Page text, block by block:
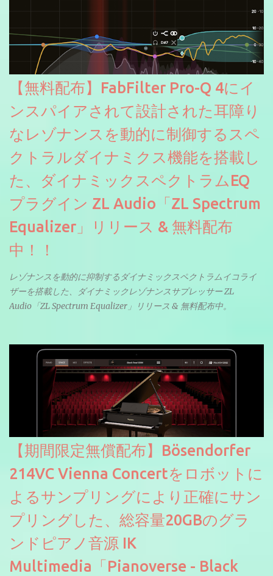
【無料配布】FabFilter Pro-Q 4にイ
ンスパイアされて設計された耳障り
なレゾナンスを動的に制御するスペ
クトラルダイナミクス機能を搭載し
た、ダイナミックスペクトラムEQ
プラグイン ZL Audio「ZL Spectrum
Equalizer」リリース & 無料配布
中！！
レゾナンスを動的に抑制するダイナミックスペクトラムイコライ
ザーを搭載した、ダイナミックレゾナンスサプレッサー ZL
Audio「ZL Spectrum Equalizer」リリース & 無料配布中。
【期間限定無償配布】Bösendorfer
214VC Vienna Concertをロボットに
よるサンプリングにより正確にサン
プリングした、総容量20GBのグラ
ンドピアノ音源 IK
Multimedia「Pianoverse - Black